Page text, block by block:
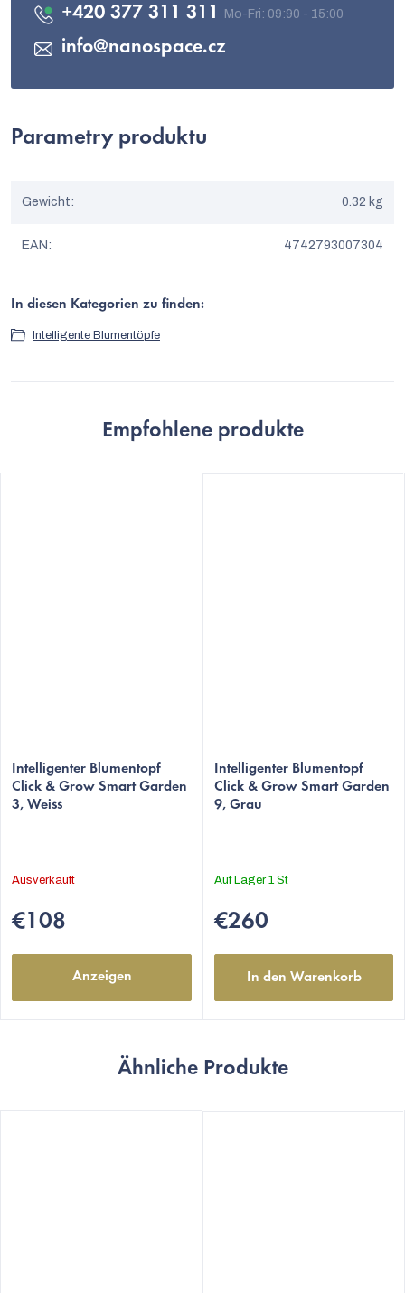
info@nanospace.cz
+420 377 311 311
Parametry produktu
Gewicht: 0.32 kg
EAN : 4742793007304
In diesen Kategorien zu finden:
Intelligente Blumentöpfe
Empfohlene produkte
Intelligenter Blumentopf
Click & Grow Smart Garden
3, Weiss
Ausverkauft
€108
Anzeigen
Intelligenter Blumentopf
Click & Grow Smart Garden
9, Grau
Auf Lager1 St
€260
In den Warenkorb
Ähnliche Produkte